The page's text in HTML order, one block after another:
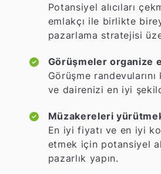
Potansiyel alıcıları
emlakçı ile birlikte
pazarlama stratejisi
Görüşmeler organize
Görüşme
ve dairenizi en iyi
Müzakereleri
En iyi fiyatı ve en iyi
etmek için potansiyel
pazarlık yapın.